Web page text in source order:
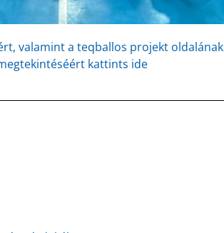
valamint a teqballos projekt oldalának
kattints ide